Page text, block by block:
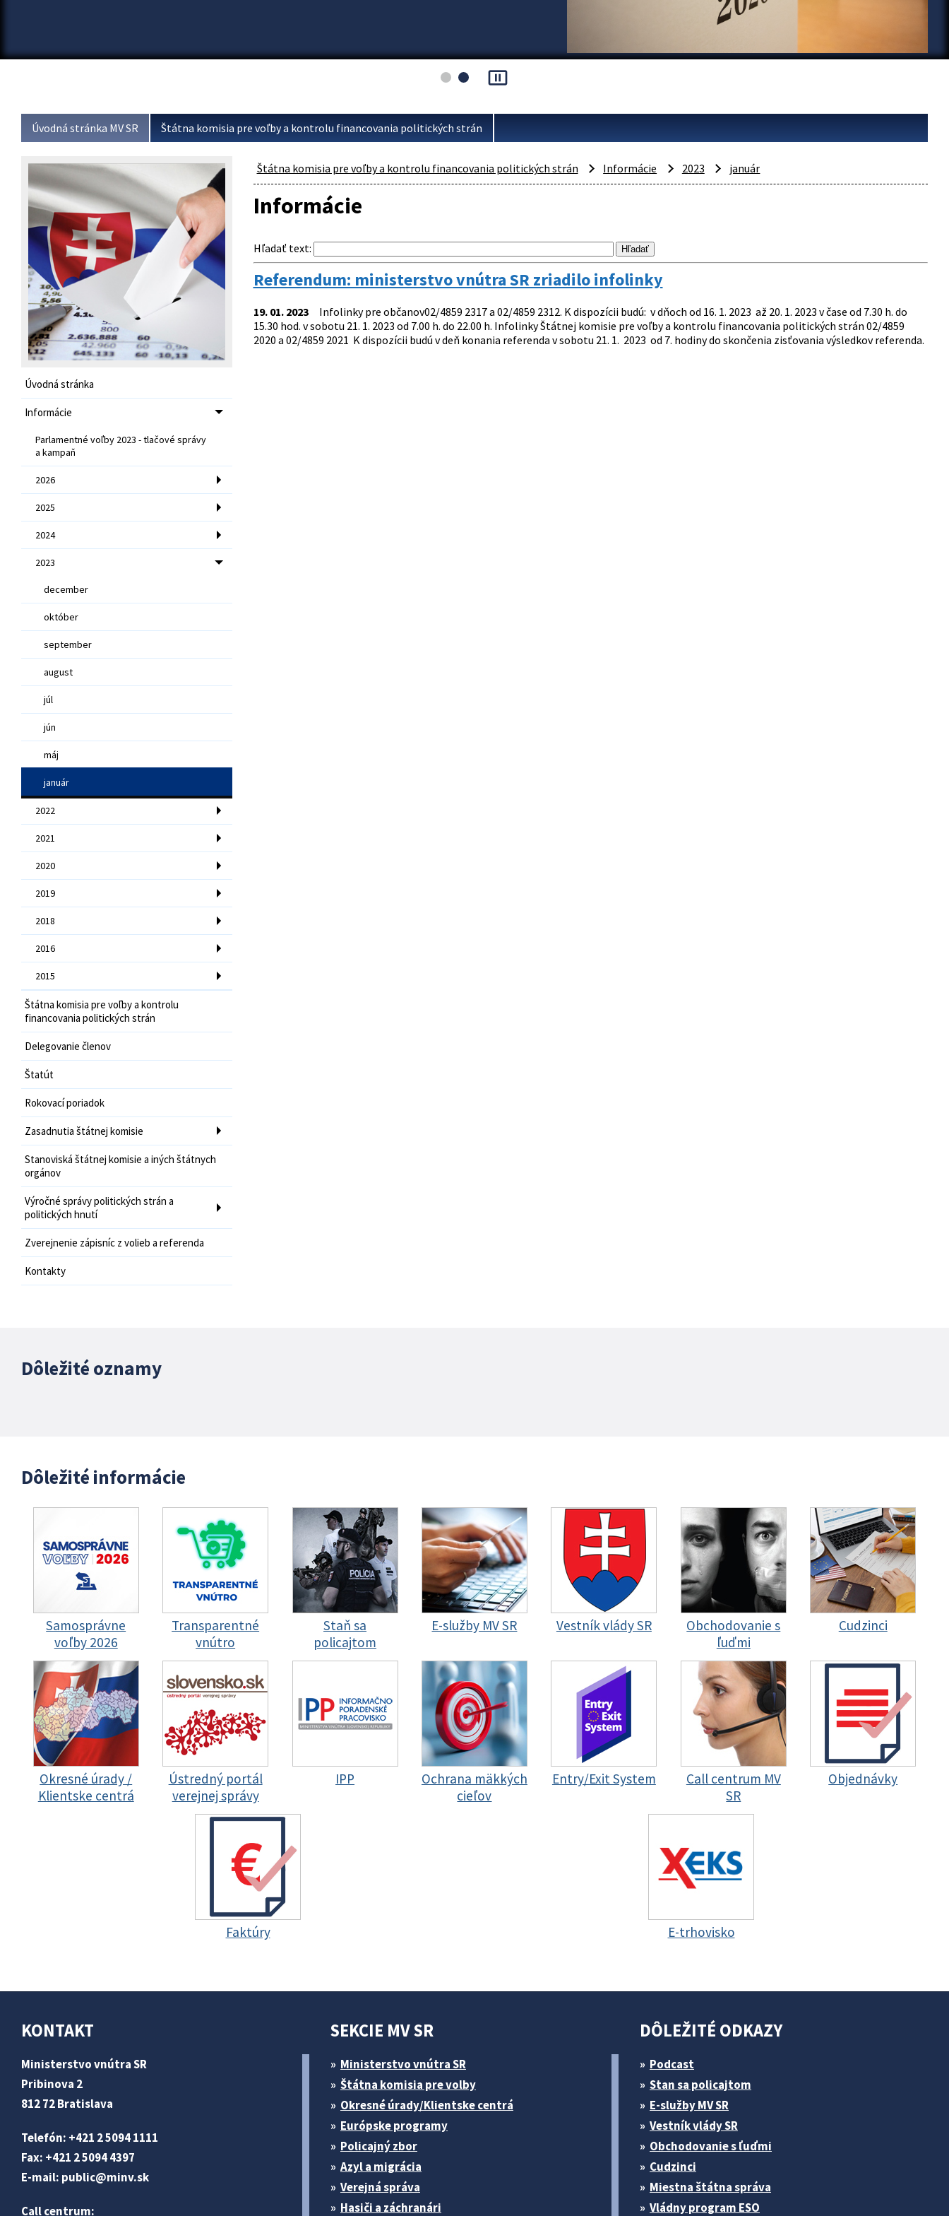
pause_presentation
Úvodná stránka MV SR Štátna komisia pre voľby a kontrolu financovania politických strán
Úvodná stránka
Informácie
Parlamentné voľby 2023 - tlačové správy
a kampaň
2026
2025
2024
2023
december
október
september
august
júl
jún
máj
január
2022
2021
2020
2019
2018
2016
2015
Štátna komisia pre voľby a kontrolu
financovania politických strán
Delegovanie členov
Štatút
Rokovací poriadok
Zasadnutia štátnej komisie
Stanoviská štátnej komisie a iných štátnych
orgánov
Výročné správy politických strán a
politických hnutí
Zverejnenie zápisníc z volieb a referenda
Kontakty
Štátna komisia pre voľby a kontrolu financovania politických strán Informácie 2023 január
Informácie
Hľadať text:
Referendum: ministerstvo vnútra SR zriadilo infolinky
19. 01. 2023Infolinky pre občanov02/4859 2317 a 02/4859 2312. K dispozícii budú: v dňoch od 16. 1. 2023 až 20. 1. 2023 v čase od 7.30 h. do
15.30 hod. v sobotu 21. 1. 2023 od 7.00 h. do 22.00 h. Infolinky Štátnej komisie pre voľby a kontrolu financovania politických strán 02/4859
2020 a 02/4859 2021 K dispozícii budú v deň konania referenda v sobotu 21. 1. 2023 od 7. hodiny do skončenia zisťovania výsledkov referenda.
Dôležité oznamy
Dôležité informácie
Samosprávne
voľby 2026
Transparentné
vnútro
Staň sa
policajtom
E-služby MV SR Vestník vlády SR
Obchodovanie s
ľuďmi
Cudzinci
Okresné úrady /
Klientske centrá
Ústredný portál
verejnej správy
IPP
Ochrana mäkkých
cieľov
Entry/Exit System
Call centrum MV
SR
Objednávky
Faktúry E-trhovisko
KONTAKT
Ministerstvo vnútra SR
Pribinova 2
812 72 Bratislava
Telefón: +421 2 5094 1111
Fax: +421 2 5094 4397
E-mail: public@minv.sk
Call centrum:
SEKCIE MV SR
Ministerstvo vnútra SR
Štátna komisia pre volby
Okresné úrady/Klientske centrá
Európske programy
Policajný zbor
Azyl a migrácia
Verejná správa
Hasiči a záchranári
DÔLEŽITÉ ODKAZY
Podcast
Stan sa policajtom
E-služby MV SR
Vestník vlády SR
Obchodovanie s ľuďmi
Cudzinci
Miestna štátna správa
Vládny program ESO